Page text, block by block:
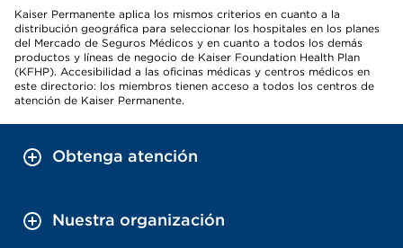
Kaiser Permanente aplica los mismos criterios en cuanto a la
distribución geográfica para seleccionar los hospitales en los planes
del Mercado de Seguros Médicos y en cuanto a todos los demás
productos y líneas de negocio de Kaiser Foundation Health Plan
(KFHP). Accesibilidad a las oficinas médicas y centros médicos en
este directorio: los miembros tienen acceso a todos los centros de
atención de Kaiser Permanente.
Obtenga atención
Nuestra organización